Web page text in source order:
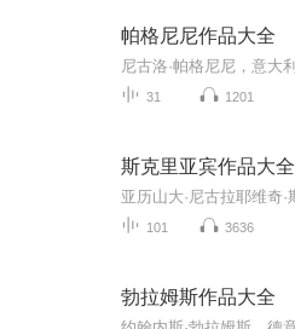
帕格尼尼作品大全
31 1201
斯克里亚宾作品大全
101 3636
勃拉姆斯作品大全